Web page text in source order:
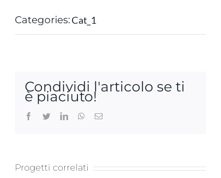
Categories: Cat_1
Condividi l'articolo se ti
è piaciuto!
Facebook
TwitterLinkedInWhatsApp
Email
Progetti correlati